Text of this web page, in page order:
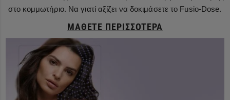
στο κομμωτήριο. Να γιατί αξίζει να δοκιμάσετε το Fusio-Dose.
ΜΆΘΕΤΕ ΠΕΡΙΣΣΌΤΕΡΑ